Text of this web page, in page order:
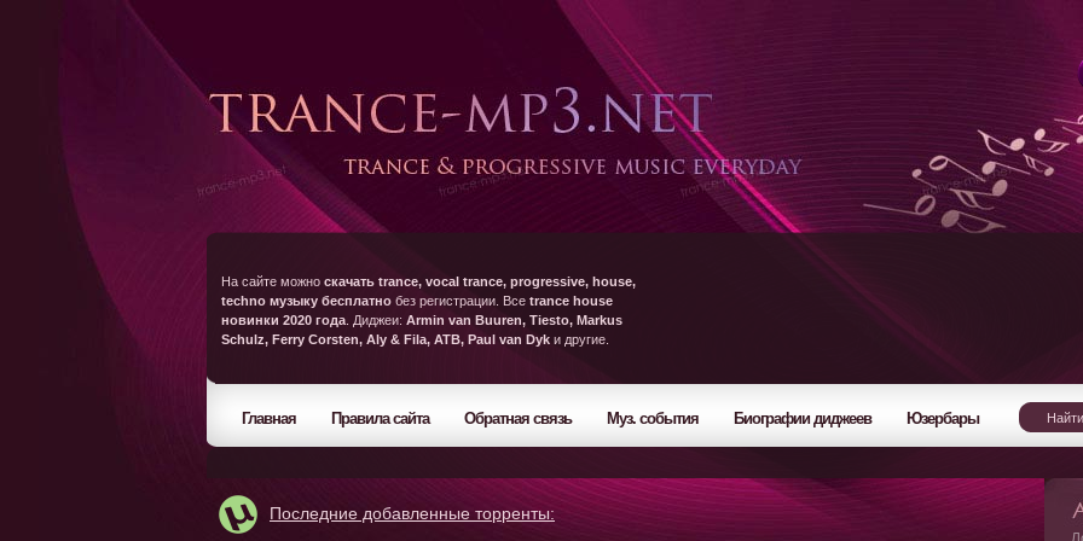
На сайте можно скачать trance, vocal trance, progressive, house,
techno музыку бесплатно без регистрации. Все trance house
новинки 2020 года . Диджеи: Armin van Buuren, Tiesto, Markus
Schulz, Ferry Corsten, Aly & Fila, ATB, Paul van Dyk и другие.
Главная Правила сайта Обратная связь Муз. события Биографии диджеев Юзербары
Последние добавленные торренты: